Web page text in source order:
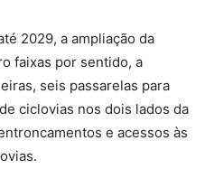
2029, a ampliação da
faixas por sentido, a
seis passarelas para
ciclovias nos dois lados da
e acessos às